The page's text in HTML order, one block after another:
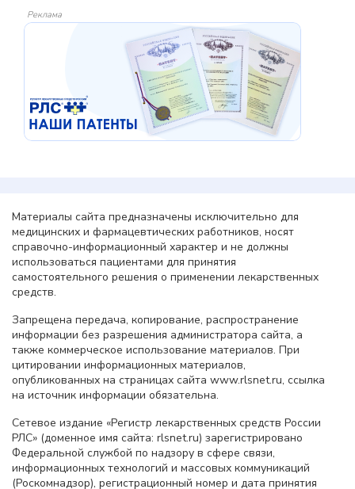
Реклама
Материалы сайта предназначены исключительно для
медицинских и фармацевтических работников, носят
справочно-информационный характер и не должны
использоваться пациентами для принятия
самостоятельного решения о применении лекарственных
средств.
Запрещена передача, копирование, распространение
информации без разрешения администратора сайта, а
также коммерческое использование материалов. При
цитировании информационных материалов,
опубликованных на страницах сайта www.rlsnet.ru, ссылка
на источник информации обязательна.
Сетевое издание «Регистр лекарственных средств России
РЛС» (доменное имя сайта: rlsnet.ru) зарегистрировано
Федеральной службой по надзору в сфере связи,
информационных технологий и массовых коммуникаций
(Роскомнадзор), регистрационный номер и дата принятия